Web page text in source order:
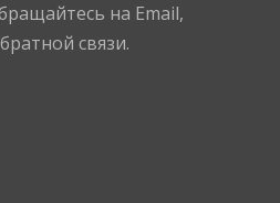
на Email,
связи.